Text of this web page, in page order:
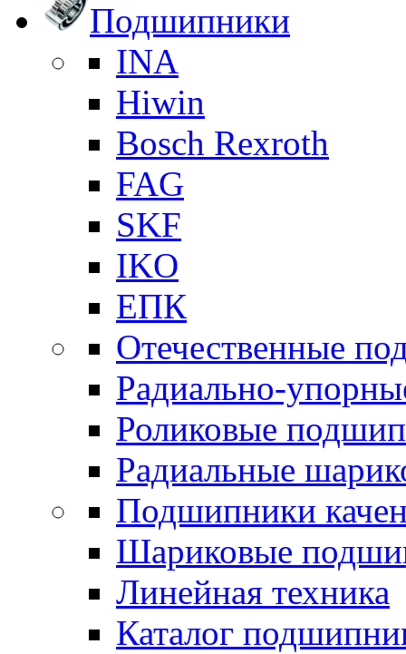
Подшипники
INA
Hiwin
Bosch Rexroth
FAG
SKF
IKO
ЕПК
Отечественные
Радиально-
Роликовые
Радиальные
Подшипники
Шариковые
Линейная техника
Каталог